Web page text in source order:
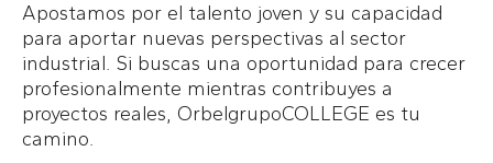
Apostamos por el talento joven y su capacidad
para aportar nuevas perspectivas al sector
industrial. Si buscas una oportunidad para crecer
profesionalmente mientras contribuyes a
proyectos reales, OrbelgrupoCOLLEGE es tu
camino.